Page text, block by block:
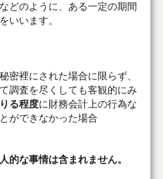
どのように、ある一定の期間
いいます。
密裡にされた場合に限らず、
調査を尽くしても客観的にみ
る程度に財務会計上の行為な
ができなかった場合
的な事情は含まれません。